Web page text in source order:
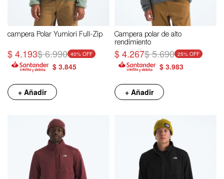
campera Polar Yumiori Full-Zip
$4.193$6.990 40
$ 3.845
+ Añadir
Campera polar de alto
rendimiento
$4.267$5.690 25
$ 3.983
+ Añadir